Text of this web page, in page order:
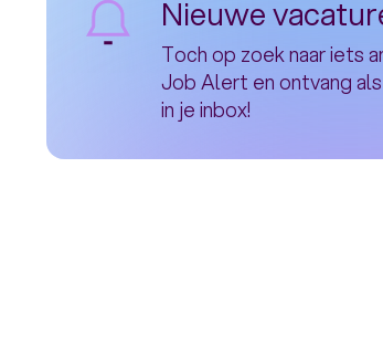
Absence
Specialist
Nieuwe
Toch op zoek naar iets
Job Alert en ontvang
in je inbox!